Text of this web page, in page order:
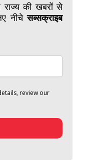
की खबरों से
नीचेसब्सक्राइब
review our